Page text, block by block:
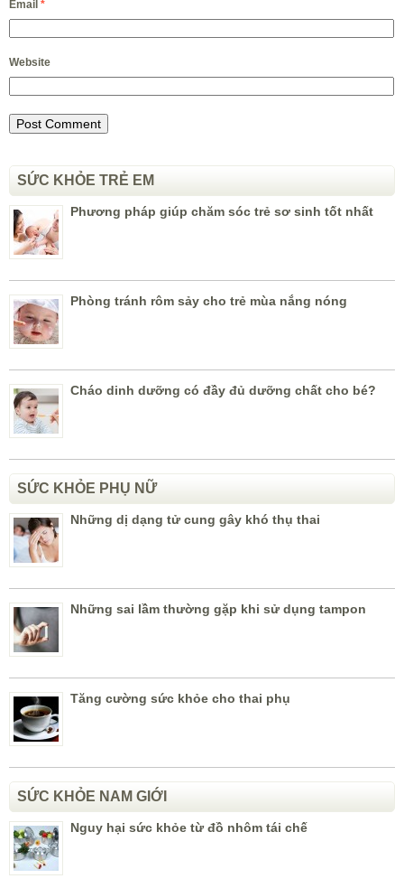
Email *
Website
SỨC KHỎE TRẺ EM
Phương pháp giúp chăm sóc trẻ sơ sinh tốt nhất
Phòng tránh rôm sảy cho trẻ mùa nắng nóng
Cháo dinh dưỡng có đầy đủ dưỡng chất cho bé?
SỨC KHỎE PHỤ NỮ
Những dị dạng tử cung gây khó thụ thai
Những sai lầm thường gặp khi sử dụng tampon
Tăng cường sức khỏe cho thai phụ
SỨC KHỎE NAM GIỚI
Nguy hại sức khỏe từ đồ nhôm tái chế